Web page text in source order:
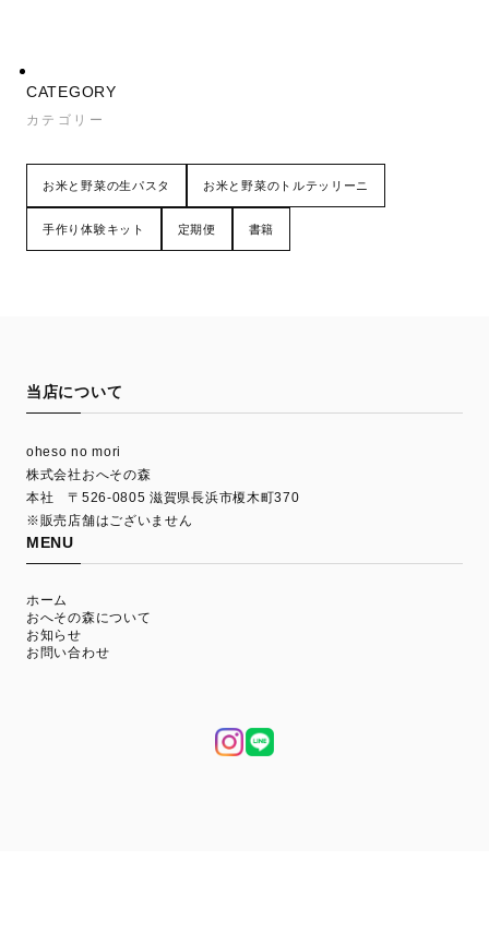
CATEGORY
カテゴリー
お米と野菜の生パスタ お米と野菜のトルテッリーニ
手作り体験キット 定期便 書籍
当店について
oheso no mori
株式会社おへその森
本社 〒526-0805 滋賀県長浜市榎木町370
※販売店舗はございません
MENU
ホーム
おへその森について
お知らせ
お問い合わせ